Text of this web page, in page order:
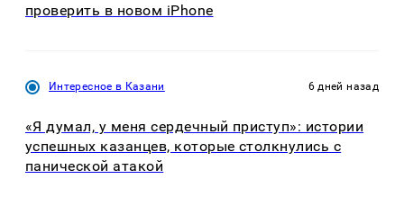
проверить в новом iPhone
Интересное в Казани 6 дней назад
«Я думал, у меня сердечный приступ»: истории
успешных казанцев, которые столкнулись с
панической атакой